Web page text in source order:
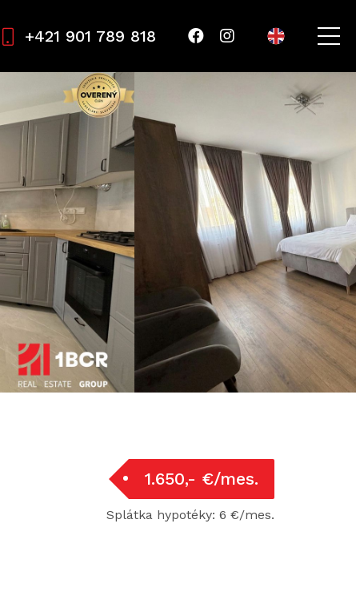
+421 901 789 818
1.650,- €/mes.
Splátka hypotéky: 6 €/mes.